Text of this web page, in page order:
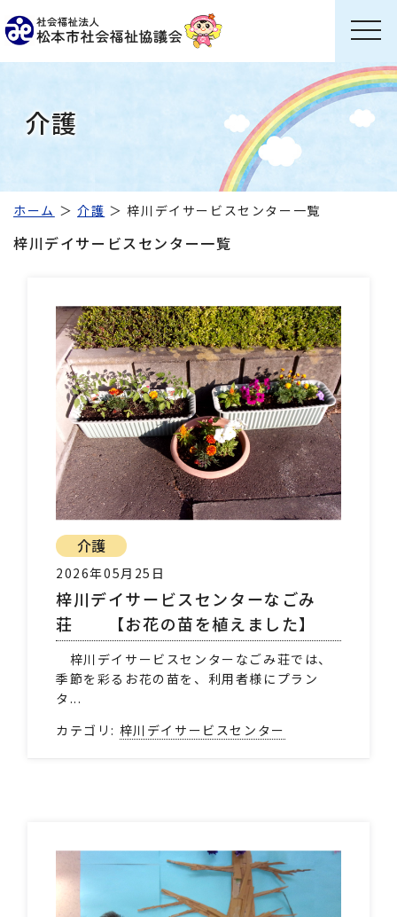
介護
ホーム 介護 梓川デイサービスセンター一覧
梓川デイサービスセンター一覧
介護
2026年05月25日
梓川デイサービスセンターなごみ
荘 【お花の苗を植えました】
梓川デイサービスセンターなごみ荘では、
季節を彩るお花の苗を、利用者様にプラン
タ...
カテゴリ: 梓川デイサービスセンター